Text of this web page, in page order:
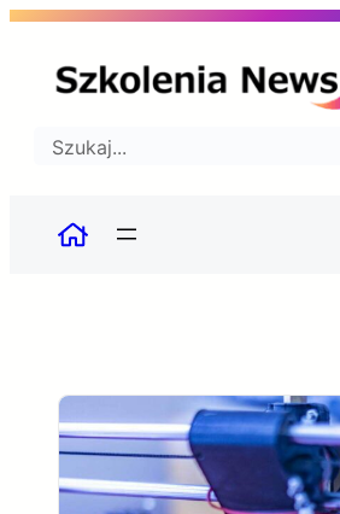
Przejdź
Szukaj